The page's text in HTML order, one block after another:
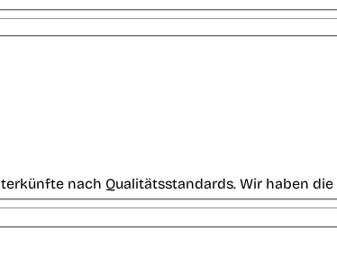
nach Qualitätsstandards. Wir haben